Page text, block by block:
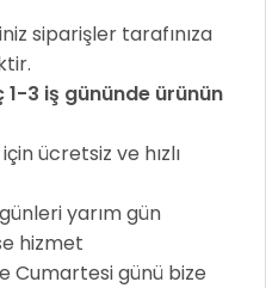
siparişler tarafınıza
1-3 iş gününde ürünün
ücretsiz ve hızlı
yarım gün
hizmet
Cumartesi günü bize